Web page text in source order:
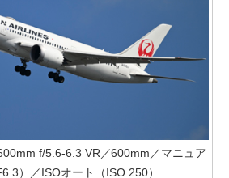
f/5.6-6.3 VR／600mm／マニュア
）／ISOオート（ISO 250）